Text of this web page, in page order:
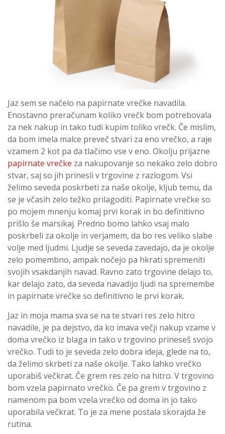
Jaz sem se načelo na papirnate vrečke navadila.
Enostavno preračunam koliko vrečk bom potrebovala
za nek nakup in tako tudi kupim toliko vrečk. Če mislim,
da bom imela malce preveč stvari za eno vrečko, a raje
vzamem 2 kot pa da tlačimo vse v eno. Okolju prijazne
papirnate vrečke za nakupovanje so nekako zelo dobro
stvar, saj so jih prinesli v trgovine z razlogom. Vsi
želimo seveda poskrbeti za naše okolje, kljub temu, da
se je včasih zelo težko prilagoditi. Papirnate vrečke so
po mojem mnenju komaj prvi korak in bo definitivno
prišlo še marsikaj. Predno bomo lahko vsaj malo
poskrbeli za okolje in verjamem, da bo res veliko slabe
volje med ljudmi. Ljudje se seveda zavedajo, da je okolje
zelo pomembno, ampak nočejo pa hkrati spremeniti
svojih vsakdanjih navad. Ravno zato trgovine delajo to,
kar delajo zato, da seveda navadijo ljudi na spremembe
in papirnate vrečke so definitivno le prvi korak.
Jaz in moja mama sva se na te stvari res zelo hitro
navadile, je pa dejstvo, da ko imava večji nakup vzame v
doma vrečko iz blaga in tako v trgovino prineseš svojo
vrečko. Tudi to je seveda zelo dobra ideja, glede na to,
da želimo skrbeti za naše okolje. Tako lahko vrečko
uporabiš večkrat. Če grem res zelo na hitro. V trgovino
bom vzela papirnato vrečko. Če pa grem v trgovino z
namenom pa bom vzela vrečko od doma in jo tako
uporabila večkrat. To je za mene postala skorajda že
rutina.